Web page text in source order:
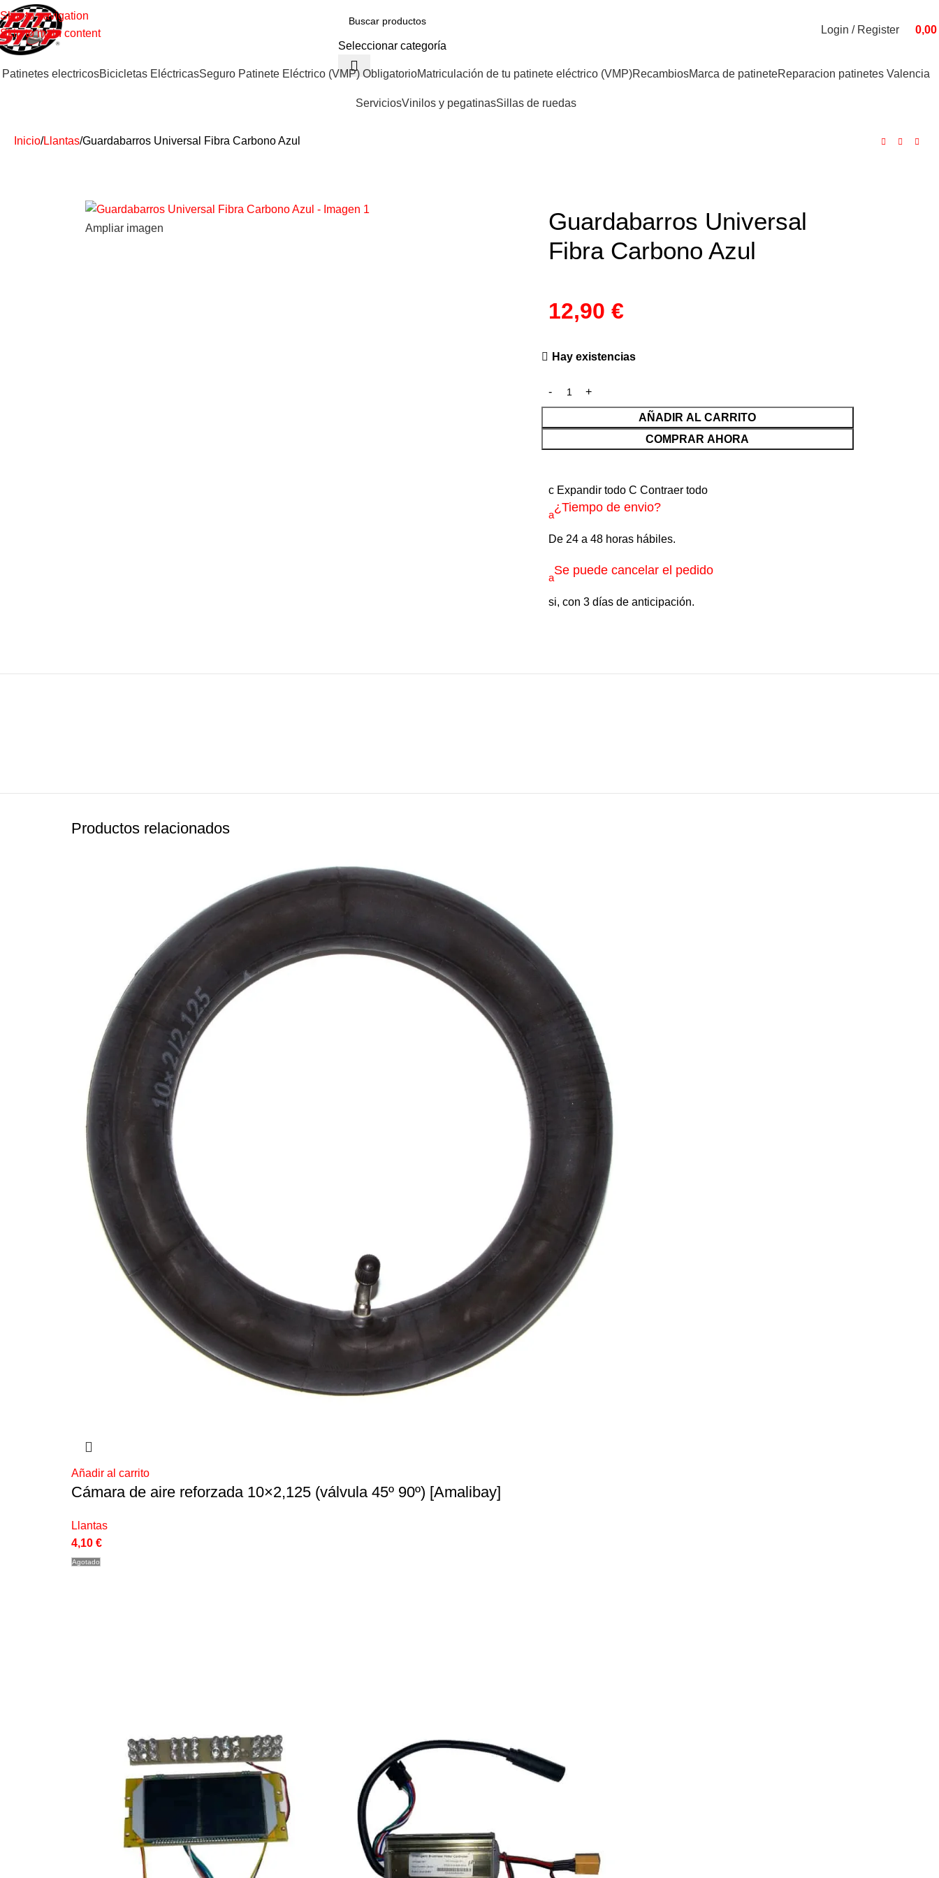
Skip to navigation
Skip to main content
Seleccionar categoría
Login / Register 0,00
Patinetes electricosBicicletas EléctricasSeguro Patinete Eléctrico (VMP) ObligatorioMatriculación de tu patinete eléctrico (VMP)RecambiosMarca de patineteReparacion patinetes Valencia
ServiciosVinilos y pegatinasSillas de ruedas
Inicio Llantas Guardabarros Universal Fibra Carbono Azul
Guardabarros Universal
Fibra Carbono Azul
12,90 €
cExpandir todo C Contraer todo
a
¿Tiempo de envio?
De 24 a 48 horas hábiles.
a
Se puede cancelar el pedido
si, con 3 días de anticipación.
Hay existencias
AÑADIR AL CARRITO
COMPRAR AHORA
Productos relacionados
Añadir al carrito
Cámara de aire reforzada 10×2,125 (válvula 45º 90º) [Amalibay]
Llantas
4,10 €
Agotado